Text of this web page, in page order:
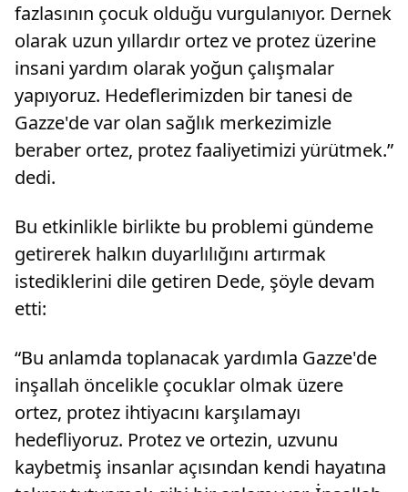
fazlasının çocuk olduğu vurgulanıyor. Dernek
olarak uzun yıllardır ortez ve protez üzerine
insani yardım olarak yoğun çalışmalar
yapıyoruz. Hedeflerimizden bir tanesi de
Gazze'de var olan sağlık merkezimizle
beraber ortez, protez faaliyetimizi yürütmek.”
dedi.
Bu etkinlikle birlikte bu problemi gündeme
getirerek halkın duyarlılığını artırmak
istediklerini dile getiren Dede, şöyle devam
etti:
“Bu anlamda toplanacak yardımla Gazze'de
inşallah öncelikle çocuklar olmak üzere
ortez, protez ihtiyacını karşılamayı
hedefliyoruz. Protez ve ortezin, uzvunu
kaybetmiş insanlar açısından kendi hayatına